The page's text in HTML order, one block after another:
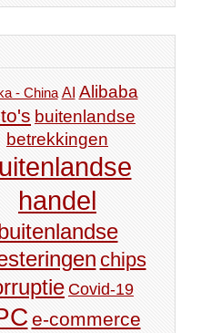
- China AI Alibaba
buitenlandse
betrekkingen
handel
chips
Covid-19
e-commerce